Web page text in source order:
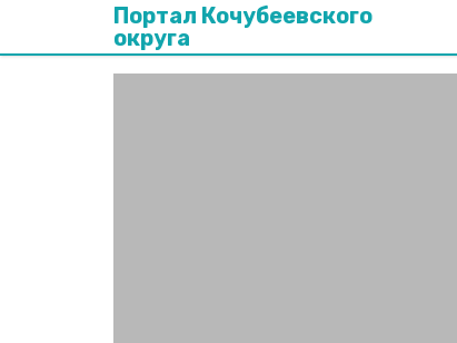
Портал Кочубеевского
округа